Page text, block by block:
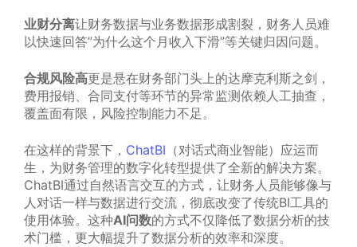
业财分离让财务数据与业务数据形成割裂，财务人员难
以快速回答”为什么这个月收入下滑”等关键归因问题。
合规风险高更是悬在财务部门头上的达摩克利斯之剑，
费用报销、合同支付等环节的异常监测依赖人工抽查，
覆盖面有限，风险控制能力不足。
在这样的背景下， ChatBI （对话式商业智能）应运而
生，为财务管理的数字化转型提供了全新的解决方案。
ChatBI通过自然语言交互的方式，让财务人员能够像与
人对话一样与数据进行交流，彻底改变了传统BI工具的
使用体验。这种AI问数的方式不仅降低了数据分析的技
术门槛，更大幅提升了数据分析的效率和深度。